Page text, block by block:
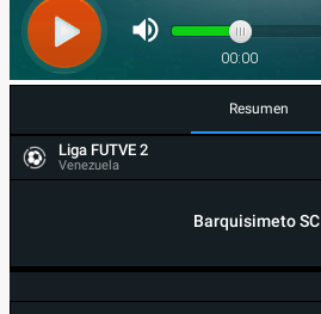
Resumen
Liga FUTVE 2
Venezuela
Barquisimeto SC